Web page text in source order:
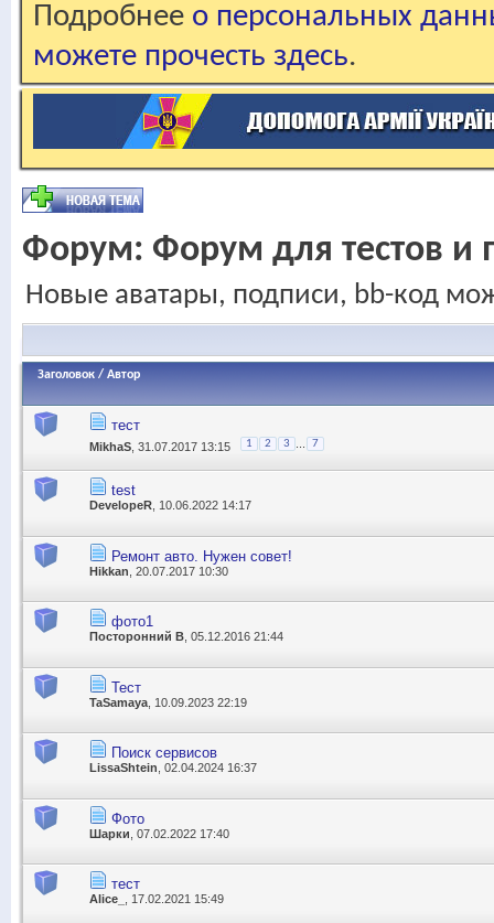
Подробнее о персональных
можете прочесть здесь.
Форум: Форум для тестов и
Новые аватары, подписи, bb-код
Заголовок / Автор
тест
MikhaS , 31.07.2017 13:15 1 2 3 7
test
DevelopeR, 10.06.2022 14:17
Ремонт авто. Нужен совет!
Hikkan , 20.07.2017 10:30
фото1
Посторонний В, 05.12.2016 21:44
Тест
TaSamaya , 10.09.2023 22:19
Поиск сервисов
LissaShtein , 02.04.2024 16:37
Фото
Шарки , 07.02.2022 17:40
тест
Alice_ , 17.02.2021 15:49